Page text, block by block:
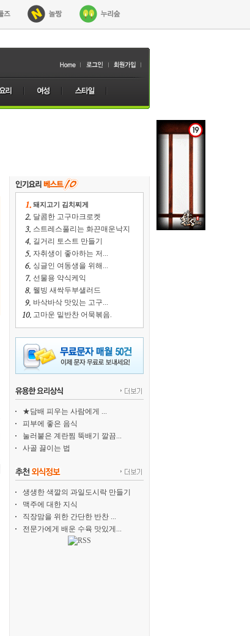
돼지고기 김치찌게
달콤한 고구마크로켓
스트레스풀리는 화끈매운낙지
길거리 토스트 만들기
자취생이 좋아하는 저...
싱글인 여동생을 위해...
선물용 약식케익
웰빙 새싹두부샐러드
바삭바삭 맛있는 고구...
고마운 밑반찬 어묵볶음.
★담배 피우는 사람에게 ...
피부에 좋은 음식
눌러붙은 계란찜 뚝배기 깔끔...
사골 끓이는 법
생생한 색깔의 과일도시락 만들기
맥주에 대한 지식
직장맘을 위한 간단한 반찬 ...
전문가에게 배운 수육 맛있게...